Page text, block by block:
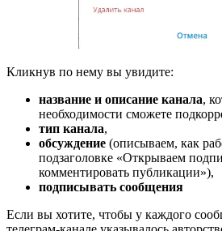
Кликнув по нему вы увидите:
название и описание канала,
необходимости сможете
тип канала,
обсуждение (описываем, как
подзаголовке «Открываем
комментировать публикации»),
подписывать сообщения
Если вы хотите, чтобы у каждого